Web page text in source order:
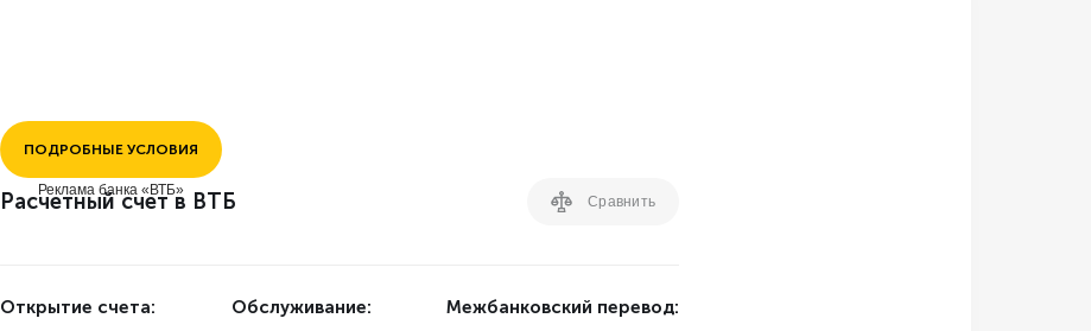
ПОДРОБНЫЕ УСЛОВИЯ
Реклама банка «ВТБ»
Расчетный счет в ВТБ Сравнить
Открытие счета: Обслуживание: Межбанковский перевод: